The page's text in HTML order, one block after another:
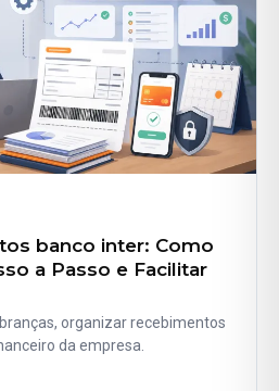
banco inter: Como
a Passo e Facilitar
organizar recebimentos
da empresa.